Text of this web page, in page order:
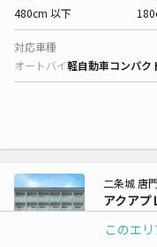
このエ
480cm 以下
対応車種
オートバイ軽自動車コンパク
アクアプ
二条城 唐